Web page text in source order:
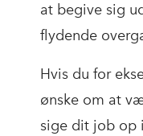
at begive sig
flydende
Hvis du for
ønske om at
sige dit job op